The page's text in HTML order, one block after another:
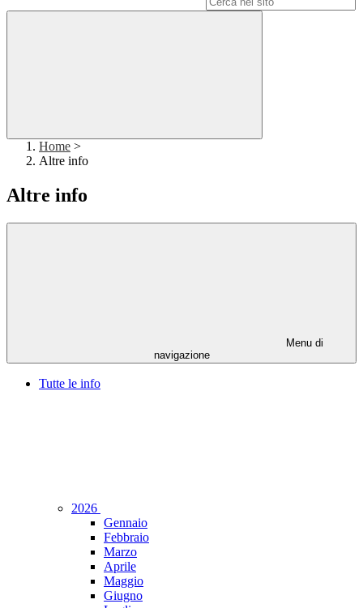
Home >
Altre info
Altre info
Menu di
navigazione
Tutte le info
2026
Gennaio
Febbraio
Marzo
Aprile
Maggio
Giugno